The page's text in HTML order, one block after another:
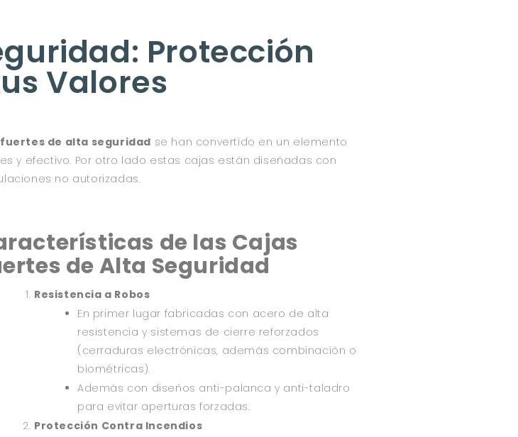
Protección
Valores
de alta seguridad se han convertido en un elemento
y efectivo. Por otro lado estas cajas están diseñadas con
no autorizadas.
de las Cajas
de Alta Seguridad
Resistencia a Robos
En primer lugar fabricadas con acero de alta
resistencia y sistemas de cierre reforzados
(cerraduras electrónicas, además combinación o
biométricas).
Además con diseños anti-palanca y anti-taladro
para evitar aperturas forzadas.
Protección Contra Incendios